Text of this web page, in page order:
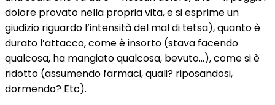
dolore provato nella propria vita, e si esprime un
giudizio riguardo l’intensità del mal di tetsa), quanto è
durato l’attacco, come è insorto (stava facendo
qualcosa, ha mangiato qualcosa, bevuto…), come si è
ridotto (assumendo farmaci, quali? riposandosi,
dormendo? Etc).